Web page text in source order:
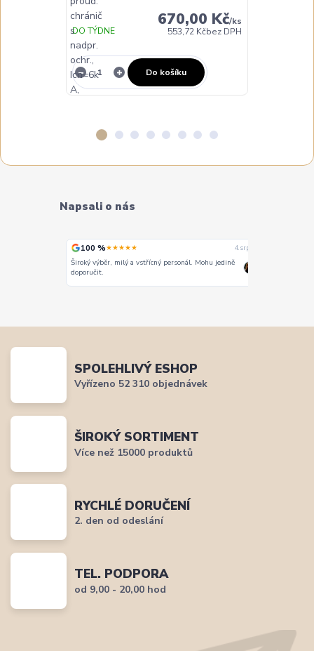
670,00 Kč/ks
553,72 Kčbez DPH
DO TÝDNE
Do košíku
Napsali o nás
100 %★★★★★ 4. srpna
Široký výběr, milý a vstřícný personál. Mohu jedině
doporučit.
SPOLEHLIVÝ ESHOP
Vyřízeno 52 310 objednávek
ŠIROKÝ SORTIMENT
Více než 15000 produktů
RYCHLÉ DORUČENÍ
2. den od odeslání
TEL. PODPORA
od 9,00 - 20,00 hod